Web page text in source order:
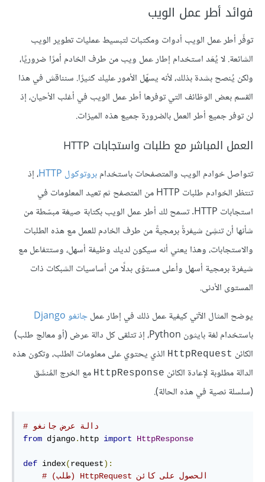
فوائد أطر عمل الويب
توفّر أطر عمل الويب أدوات ومكتبات لتبسيط عمليات تطوير الويب
الشائعة. لا يُعَد استخدام إطار عمل ويب من طرف الخادم أمرًا ضروريًا،
ولكن يُنصح بشدة بذلك، لأنه يسهّل الأمور عليك كثيرًا. سنناقش في هذا
القسم بعض الوظائف التي توفرها أطر عمل الويب في أغلب الأحيان، إذ
لن توفر جميع أطر العمل بالضرورة جميع هذه الميزات.
العمل المباشر مع طلبات واستجابات HTTP
تتواصل خوادم الويب والمتصفحات باستخدامبروتوكول HTTP
، إذ
تنتظر الخوادم طلبات HTTP من المتصفح ثم تعيد المعلومات في
استجابات HTTP. تسمح لك أطر عمل الويب بكتابة صيغة مبسّطة من
شأنها أن تنشِئ شيفرةً برمجيةً من طرف الخادم للعمل مع هذه الطلبات
والاستجابات، وهذا يعني أنه سيكون لديك وظيفة أسهل، وستتفاعل مع
شيفرة برمجية أسهل وأعلى مستوًى بدلًا من أساسيات الشبكات ذات
المستوى الأدنى.
يوضح المثال الآتي كيفية عمل ذلك في إطار عملجانغو Django
باستخدام لغة بايثون Python، إذ تتلقى كل دالة عرض (أو معالج طلب)
الكائن HttpRequest الذي يحتوي على معلومات الطلب، وتكون هذه
الدالة مطلوبة لإعادة الكائن HttpResponse مع الخرج المُنسَّق
(سلسلة نصية في هذه الحالة).
# دالة عرض جانغو
from django. http import HttpResponse
def index(request):
# الحصول على كائن‫ HttpRequest (طلب)